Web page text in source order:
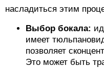
насладиться этим
Выбор бокала:
имеет
позволяет
Это может быть